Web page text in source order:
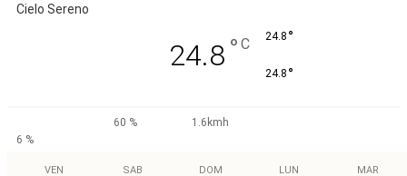
Cielo Sereno
24.8 ° C 24.8 °
24.8 °
60 %
1.6kmh
6 %
VEN SAB DOM LUN MAR